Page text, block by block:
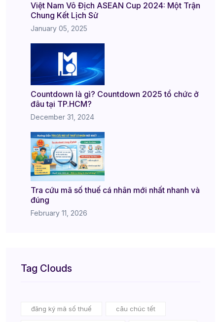
Việt Nam Vô Địch ASEAN Cup 2024: Một Trận
Chung Kết Lịch Sử
January 05, 2025
Countdown là gì? Countdown 2025 tổ chức ở
đâu tại TP.HCM?
December 31, 2024
Tra cứu mã số thuế cá nhân mới nhất nhanh và
đúng
February 11, 2026
Tag Clouds
đăng ký mã số thuế câu chúc tết